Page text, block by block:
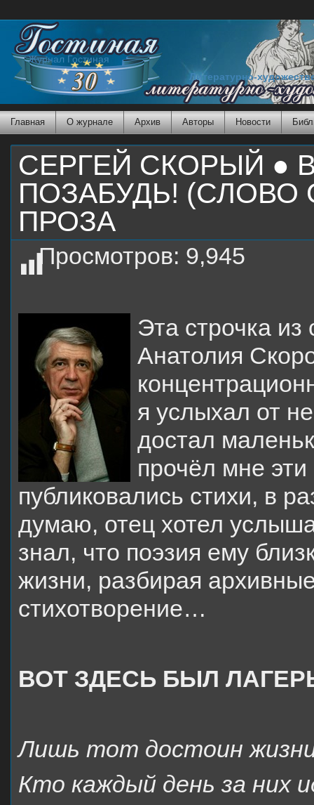
Журнал Гостиная
Литературно-
Главная О журнале Архив Авторы Новости
СЕРГЕЙ СКОРЫЙ ●
ПОЗАБУДЬ! (СЛОВО
ПРОЗА
Просмотров: 9,945
Эта строчка из
Анатолия
я услыхал от
достал
прочёл мне
публиковались стихи, в
думаю, отец хотел
знал, что поэзия ему
жизни, разбирая
стихотворение…
ВОТ ЗДЕСЬ БЫЛ
Лишь тот достоин
Кто каждый день за них